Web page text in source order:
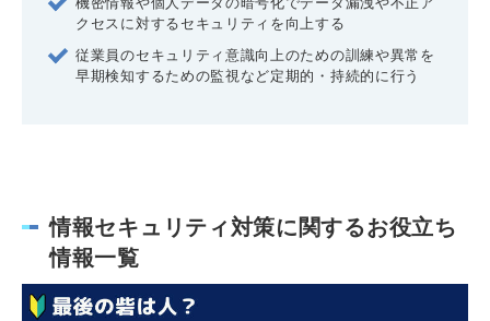
クセスに対するセキュリティを向上する
従業員のセキュリティ意識向上のための訓練や異常を
早期検知するための監視など定期的・持続的に行う
情報セキュリティ対策に関するお役立ち
情報一覧